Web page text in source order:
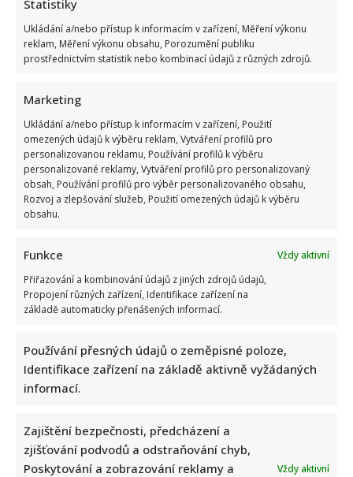
Statistiky
Ukládání a/nebo přístup k informacím v zařízení, Měření výkonu
reklam, Měření výkonu obsahu, Porozumění publiku
prostřednictvím statistik nebo kombinací údajů z různých zdrojů.
Marketing
Ukládání a/nebo přístup k informacím v zařízení, Použití
omezených údajů k výběru reklam, Vytváření profilů pro
personalizovanou reklamu, Používání profilů k výběru
personalizované reklamy, Vytváření profilů pro personalizovaný
obsah, Používání profilů pro výběr personalizovaného obsahu,
Rozvoj a zlepšování služeb, Použití omezených údajů k výběru
obsahu.
Funkce
Vždy aktivní
Přiřazování a kombinování údajů z jiných zdrojů údajů,
Propojení různých zařízení, Identifikace zařízení na
základě automaticky přenášených informací.
Používání přesných údajů o zeměpisné poloze,
Identifikace zařízení na základě aktivně vyžádaných
informací.
Zajištění bezpečnosti, předcházení a
zjišťování podvodů a odstraňování chyb,
Poskytování a zobrazování reklamy a
Vždy aktivní